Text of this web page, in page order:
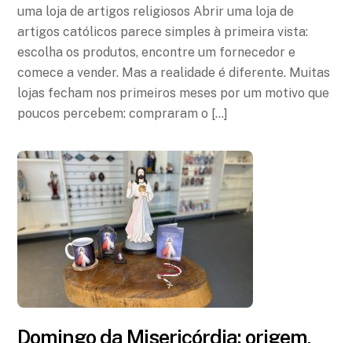
uma loja de artigos religiosos Abrir uma loja de
artigos católicos parece simples à primeira vista:
escolha os produtos, encontre um fornecedor e
comece a vender. Mas a realidade é diferente. Muitas
lojas fecham nos primeiros meses por um motivo que
poucos percebem: compraram o […]
Domingo da Misericórdia: origem,